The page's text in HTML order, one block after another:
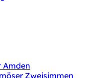
Amden
Zweisimmen